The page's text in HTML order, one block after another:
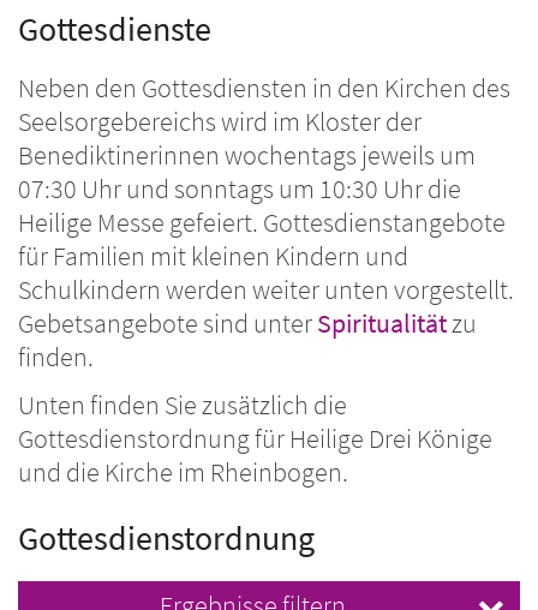
Gottesdienste
Neben den Gottesdiensten in den Kirchen des
Seelsorgebereichs wird im Kloster der
Benediktinerinnen wochentags jeweils um
07:30 Uhr und sonntags um 10:30 Uhr die
Heilige Messe gefeiert. Gottesdienstangebote
für Familien mit kleinen Kindern und
Schulkindern werden weiter unten vorgestellt.
Gebetsangebote sind unterSpiritualitätzu
finden.
Unten finden Sie zusätzlich die
Gottesdienstordnung für Heilige Drei Könige
und die Kirche im Rheinbogen.
Gottesdienstordnung